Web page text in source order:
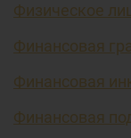
Физическое
Финансовая
Финансовая
Финансовая